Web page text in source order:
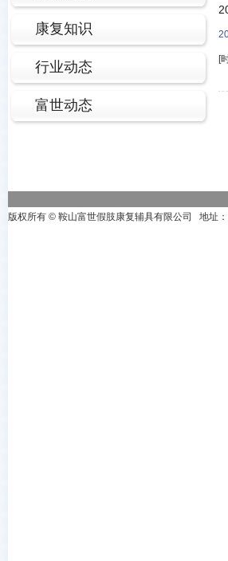
康复知识
行业动态
富世动态
[
版权所有 © 鞍山富世假肢康复辅具有限公司 地址